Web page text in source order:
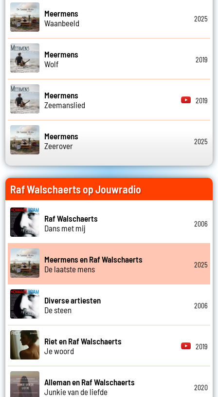
Meermens
Waanbeeld
2025
Meermens
Wolf
2019
Meermens
Zeemanslied
2019
Meermens
Zeerover
2025
Raf Walschaerts op Jouwradio
Raf Walschaerts
Dans met mij
2006
Meermens en Raf Walschaerts
De laatste mens
2025
Diverse artiesten
De steen
2006
Riet en Raf Walschaerts
Je woord
2019
Alleman en Raf Walschaerts
Junkie van de liefde
2020